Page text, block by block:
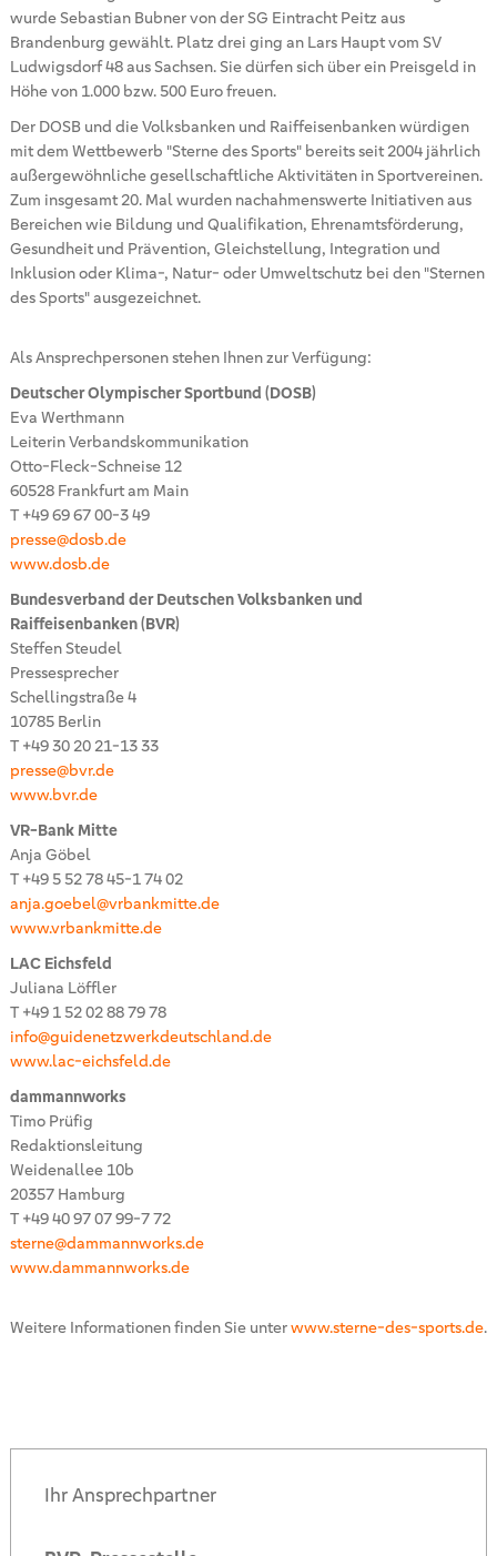
wurde Sebastian Bubner von der SG Eintracht Peitz aus
Brandenburg gewählt. Platz drei ging an Lars Haupt vom SV
Ludwigsdorf 48 aus Sachsen. Sie dürfen sich über ein Preisgeld in
Höhe von 1.000 bzw. 500 Euro freuen.
Der DOSB und die Volksbanken und Raiffeisenbanken würdigen
mit dem Wettbewerb "Sterne des Sports" bereits seit 2004 jährlich
außergewöhnliche gesellschaftliche Aktivitäten in Sportvereinen.
Zum insgesamt 20. Mal wurden nachahmenswerte Initiativen aus
Bereichen wie Bildung und Qualifikation, Ehrenamtsförderung,
Gesundheit und Prävention, Gleichstellung, Integration und
Inklusion oder Klima-, Natur- oder Umweltschutz bei den "Sternen
des Sports" ausgezeichnet.
Als Ansprechpersonen stehen Ihnen zur Verfügung:
Deutscher Olympischer Sportbund (DOSB)
Eva Werthmann
Leiterin Verbandskommunikation
Otto-Fleck-Schneise 12
60528 Frankfurt am Main
T +49 69 67 00-3 49
presse@dosb.de
www.dosb.de
Bundesverband der Deutschen Volksbanken und
Raiffeisenbanken (BVR)
Steffen Steudel
Pressesprecher
Schellingstraße 4
10785 Berlin
T +49 30 20 21-13 33
presse@bvr.de
www.bvr.de
VR-Bank Mitte
Anja Göbel
T +49 5 52 78 45-1 74 02
anja.goebel@vrbankmitte.de
www.vrbankmitte.de
LAC Eichsfeld
Juliana Löffler
T +49 1 52 02 88 79 78
info@guidenetzwerkdeutschland.de
www.lac-eichsfeld.de
dammannworks
Timo Prüfig
Redaktionsleitung
Weidenallee 10b
20357 Hamburg
T +49 40 97 07 99-7 72
sterne@dammannworks.de
www.dammannworks.de
Weitere Informationen finden Sie unterwww.sterne-des-sports.de.
Ihr Ansprechpartner